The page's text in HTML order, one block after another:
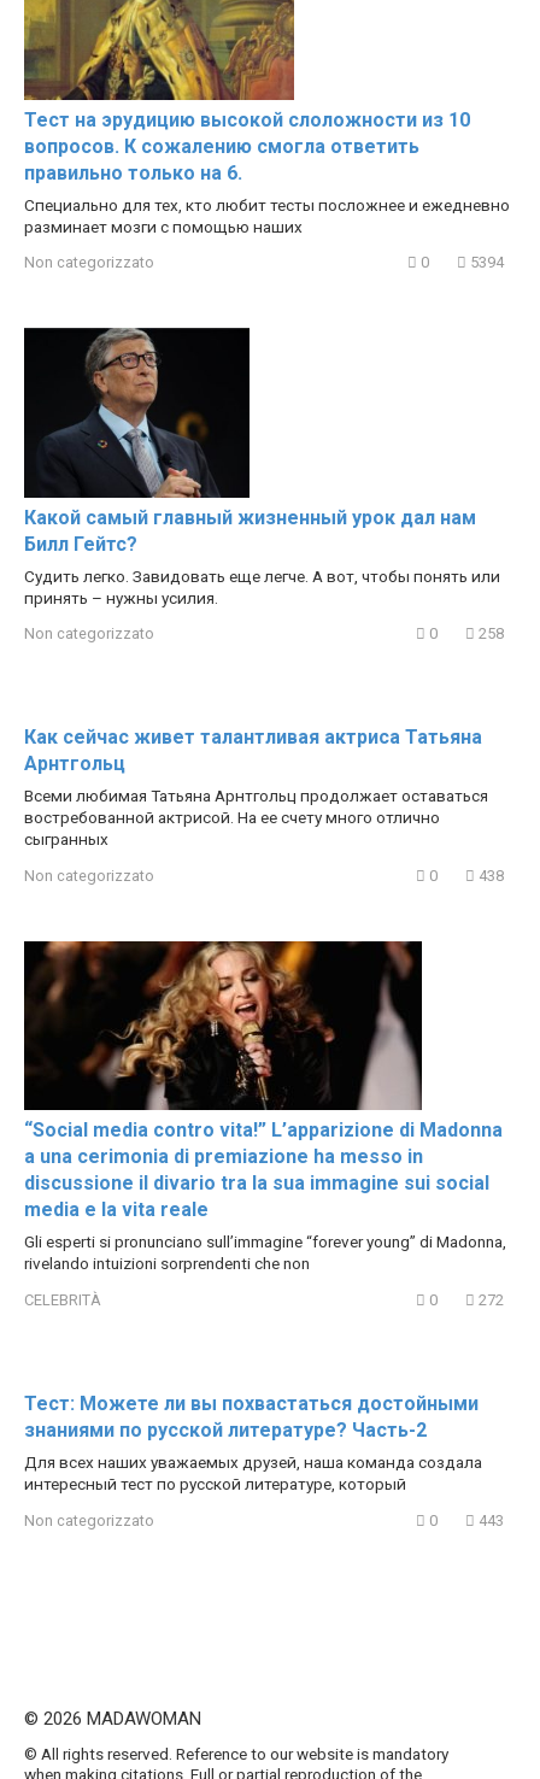
Тест на эрудицию высокой слоложности из 10
вопросов. К сожалению смогла ответить
правильно только на 6.
Специально для тех, кто любит тесты посложнее и ежедневно
разминает мозги с помощью наших
Non categorizzato 0 5394
Какой самый главный жизненный урок дал нам
Билл Гейтс?
Судить легко. Завидовать еще легче. А вот, чтобы понять или
принять – нужны усилия.
Non categorizzato 0 258
Как сейчас живет талантливая актриса Татьяна
Арнтгольц
Всеми любимая Татьяна Арнтгольц продолжает оставаться
востребованной актрисой. На ее счету много отлично
сыгранных
Non categorizzato 0 438
“Social media contro vita!” L’apparizione di Madonna
a una cerimonia di premiazione ha messo in
discussione il divario tra la sua immagine sui social
media e la vita reale
Gli esperti si pronunciano sull’immagine “forever young” di Madonna,
rivelando intuizioni sorprendenti che non
CELEBRITÀ 0 272
Тест: Можете ли вы похвастаться достойными
знаниями по русской литературе? Часть-2
Для всех наших уважаемых друзей, наша команда создала
интересный тест по русской литературе, который
Non categorizzato 0 443
© 2026 MADAWOMAN
© All rights reserved. Reference to our website is mandatory
when making citations. Full or partial reproduction of the